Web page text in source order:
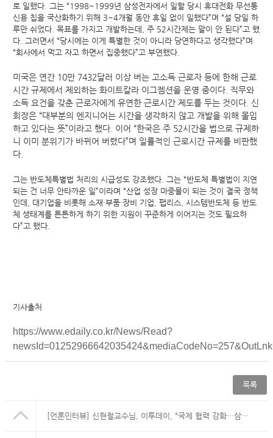
로 일했다. 그는 “1998~1999년 삼성전자에서 일할 당시 휴대전화 무선통
신용 칩을 국산화하기 위해 3~4개월 동안 휴일 없이 일했다”며 “설 당일 하
루만 쉬었다. 목표를 가지고 개발하는데, 주 52시간제는 말이 안 된다”고 했
다. 그러면서 “당시에는 이게 특별한 것이 아니라 당연하다고 생각했다”며
“회사에서 먹고 자고 하면서 집중했다”고 부연했다.
미국은 연간 10만 7432달러 이상 버는 고소득 근로자 등에 한해 근로
시간 규제에서 제외하는 화이트칼라 이그젬션을 운영 중이다. 직무와
소득 요건을 갖춘 근로자에게 유연한 근로시간 제도를 두는 것이다. 신
회장은 “대부분의 엔지니어는 시간을 생각하지 않고 개발을 위해 몰입
하고 있다는 뜻”이라고 했다. 이어 “한국은 주 52시간을 법으로 규제하
니 이미 분위기가 바뀌어 버렸다”며 일률적인 근로시간 규제를 비판했
다.
그는 반도체특별법 처리의 시급성도 강조했다. 그는 “반도체 특별법이 지연
되는 건 너무 안타까운 일”이라며 “산업 성장 마중물이 되는 것이 결국 정책
인데, 대기업을 비롯해 소재·부품·장비 기업, 팹리스, 시스템반도체 등 반도
체 생태계를 튼튼하게 하기 위한 지원이 꾸준하게 이어지는 것도 필요하
다”고 했다.
기사출처
https://www.edaily.co.kr/News/Read?
목록
[언론인터뷰] 신현철교수님, 이투데이, “국제 협력 강화…삼성 등 산학연 모델 구축”